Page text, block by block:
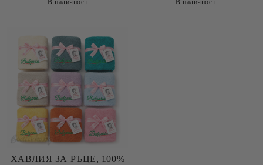
В наличност В наличност
ХАВЛИЯ ЗА РЪЦЕ, 100%